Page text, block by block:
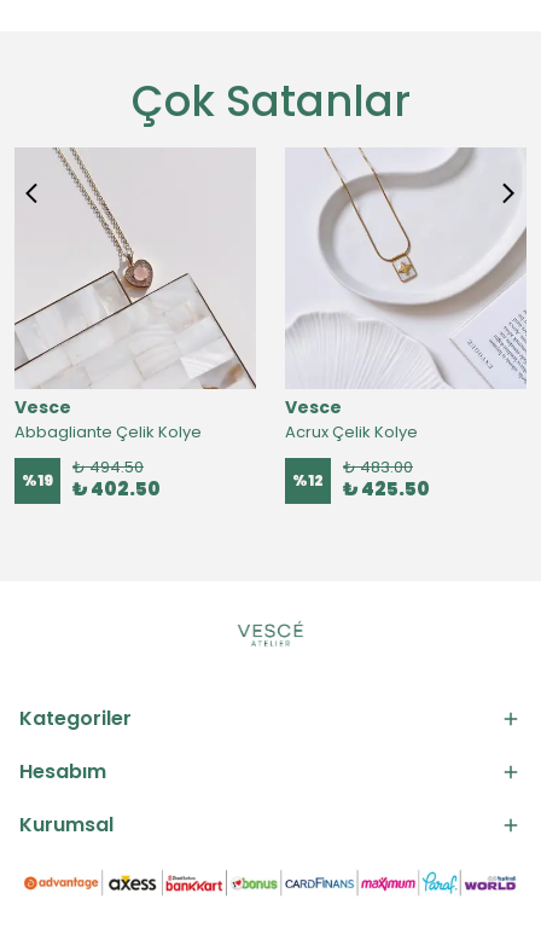
Çok Satanlar
Vesce
Abbagliante Çelik Kolye
%19
₺ 494.50
₺ 402.50
Vesce
Acrux Çelik Kolye
%12
₺ 483.00
₺ 425.50
Kategoriler
Hesabım
Kurumsal